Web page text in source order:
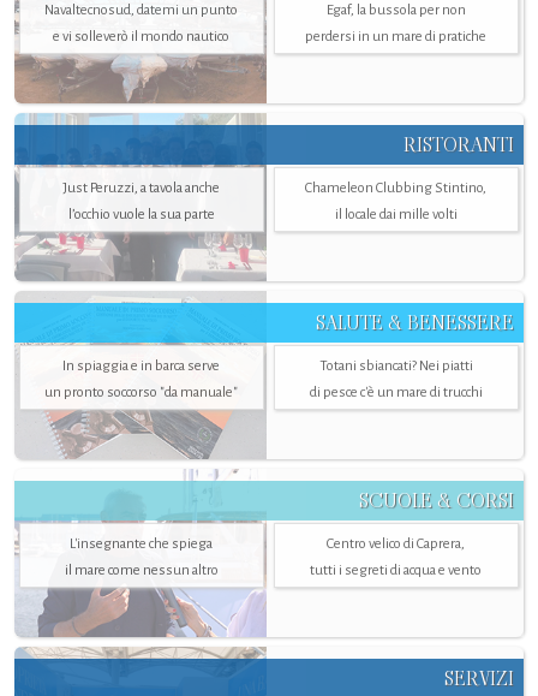
Navaltecnosud, datemi un punto
e vi solleverò il mondo nautico
Egaf, la bussola per non
perdersi in un mare di pratiche
RISTORANTI
Just Peruzzi, a tavola anche
l’occhio vuole la sua parte
Chameleon Clubbing Stintino,
il locale dai mille volti
SALUTE & BENESSERE
In spiaggia e in barca serve
un pronto soccorso "da manuale"
Totani sbiancati? Nei piatti
di pesce c'è un mare di trucchi
SCUOLE & CORSI
L'insegnante che spiega
il mare come nessun altro
Centro velico di Caprera,
tutti i segreti di acqua e vento
SERVIZI